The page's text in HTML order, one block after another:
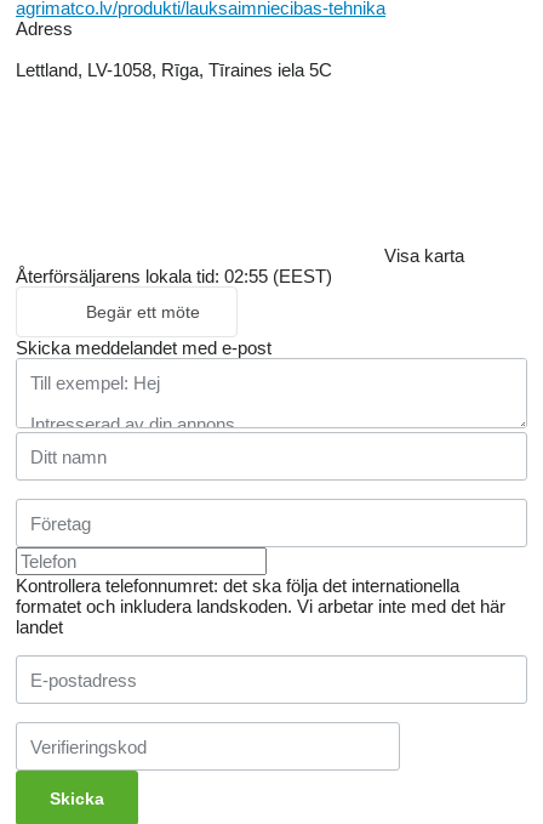
agrimatco.lv/produkti/lauksaimniecibas-tehnika
Adress
Lettland, LV-1058, Rīga, Tīraines iela 5C
Visa karta
Återförsäljarens lokala tid: 02:55 (EEST)
Begär ett möte
Skicka meddelandet med e-post
Kontrollera telefonnumret: det ska följa det internationella
formatet och inkludera landskoden. Vi arbetar inte med det här
landet